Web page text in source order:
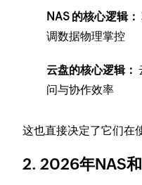
NAS 的核心逻辑：
调数据物理掌控
云盘的核心逻辑：
问与协作效率
这也直接决定了它们在
2. 2026年NAS